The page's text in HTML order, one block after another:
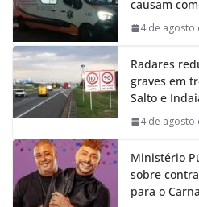
o
o
k
A
p
p
d
I
n
causam
4 de agosto
Radares
graves em
Salto e
4 de agosto
Ministério
sobre
para o